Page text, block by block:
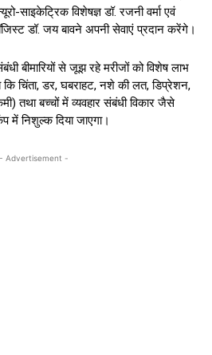
साइकेट्रिक विशेषज्ञ डॉ. रजनी वर्मा एवं
डॉ. जय बावने अपनी सेवाएं प्रदान करेंगे।
बीमारियों से जूझ रहे मरीजों को विशेष लाभ
कि चिंता, डर, घबराहट, नशे की लत, डिप्रेशन,
तथा बच्चों में व्यवहार संबंधी विकार जैसे
में निशुल्क दिया जाएगा।
- Advertisement -